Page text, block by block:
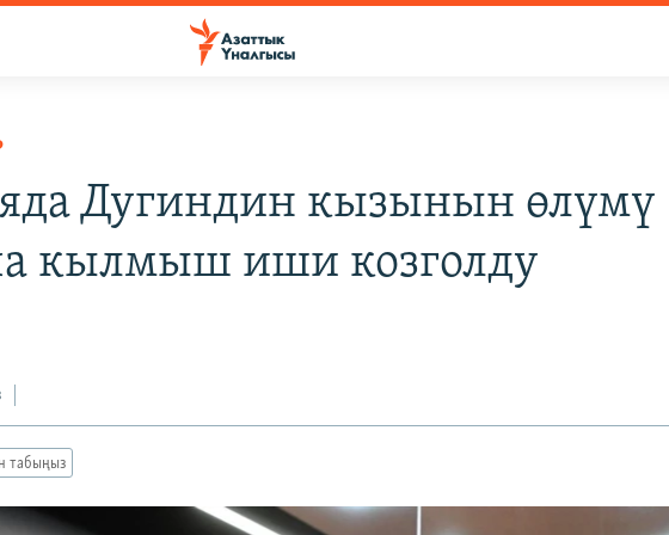
Дугиндин кызынын өлүмү
кылмыш иши козголду
табыңыз